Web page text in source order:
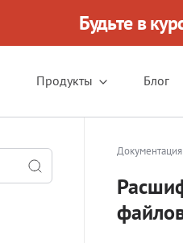
Будьте в
Продукты Блог
Документация